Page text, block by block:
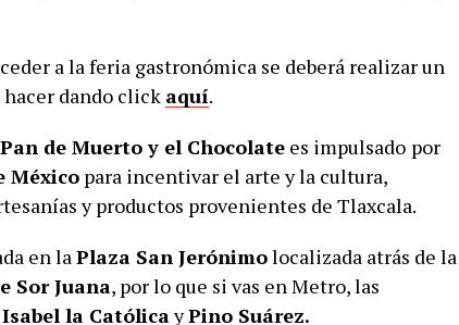
a la feria gastronómica se deberá realizar un
dando click aquí.
de Muerto y el Chocolate es impulsado por
México para incentivar el arte y la cultura,
y productos provenientes de Tlaxcala.
en laPlaza San Jerónimolocalizada atrás de la
Sor Juana, por lo que si vas en Metro, las
Isabel la CatólicayPino Suárez.